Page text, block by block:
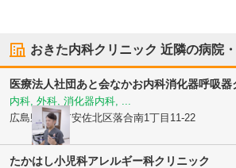
おきた内科クリニック 近隣の病院
医療法人社団あと会なかお内科消化器呼吸器
内科, 外科, 消化器内科, ...
広島県広島市安佐北区落合南1丁目11-22
たかはし小児科アレルギー科クリニック